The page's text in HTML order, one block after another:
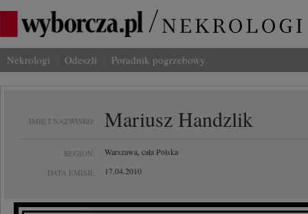
Nekrologi Odeszli Poradnik pogrzebowy
IMIĘ I NAZWISKO: Mariusz Handzlik
REGION: Warszawa, cała Polska
DATA EMISJI: 17.04.2010